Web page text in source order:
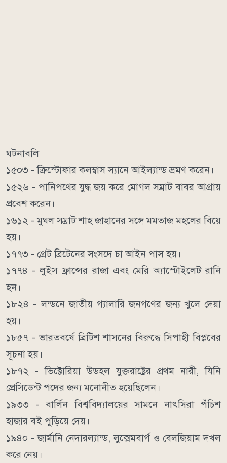
ঘটনাবলি
১৫০৩ - ক্রিস্টোফার কলম্বাস স্যানে আইল্যান্ড ভ্রমণ করেন।
১৫২৬ - পানিপথের যুদ্ধ জয় করে মোগল সম্রাট বাবর আগ্রায়
প্রবেশ করেন।
১৬১২ - মুঘল সম্রাট শাহ জাহানের সঙ্গে মমতাজ মহলের বিয়ে
হয়।
১৭৭৩ - গ্রেট ব্রিটেনের সংসদে চা আইন পাস হয়।
১৭৭৪ - লুইস ফ্রান্সের রাজা এবং মেরি অ্যাস্টোইলেট রানি
হন।
১৮২৪ - লন্ডনে জাতীয় গ্যালারি জনগণের জন্য খুলে দেয়া
হয়।
১৮৫৭ - ভারতবর্ষে ব্রিটিশ শাসনের বিরুদ্ধে সিপাহী বিপ্লবের
সূচনা হয়।
১৮৭২ - ভিক্টোরিয়া উডহল যুক্তরাষ্ট্রের প্রথম নারী, যিনি
প্রেসিডেন্ট পদের জন্য মনোনীত হয়েছিলেন।
১৯৩৩ - বার্লিন বিশ্ববিদ্যালয়ের সামনে নাৎসিরা পঁচিশ
হাজার বই পুড়িয়ে দেয়।
১৯৪০ - জার্মানি নেদারল্যান্ড, লুক্সেমবার্গ ও বেলজিয়াম দখল
করে নেয়।